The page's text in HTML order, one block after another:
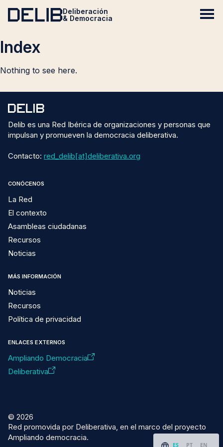
Deliberación
& Democracia
ES PT EN
Index
Nothing to see here.
Delib es una Red Ibérica de organizaciones y personas que
impulsan y promueven la democracia deliberativa.
Contacto: red_delib[at]deliberativa.org
CONÓCENOS
La Red
El contexto
Asambleas ciudadanas
Recursos
Noticias
MÁS INFORMACIÓN
Noticias
Recursos
Política de privacidad
ENLACES EXTERNOS
Ampliando Democracia
Deliberativa
© 2026
Red promovida por Deliberativa, en el marco del proyecto
Ampliando democracia.